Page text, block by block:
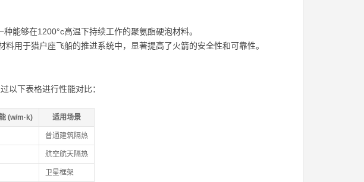
能够在1200°c高温下持续工作的聚氨酯硬泡材料。
用于猎户座飞船的推进系统中，显著提高了火箭的安全性和可靠性。
以下表格进行性能对比：
(w/m·k) 适用场景
普通建筑隔热
航空航天隔热
卫星框架